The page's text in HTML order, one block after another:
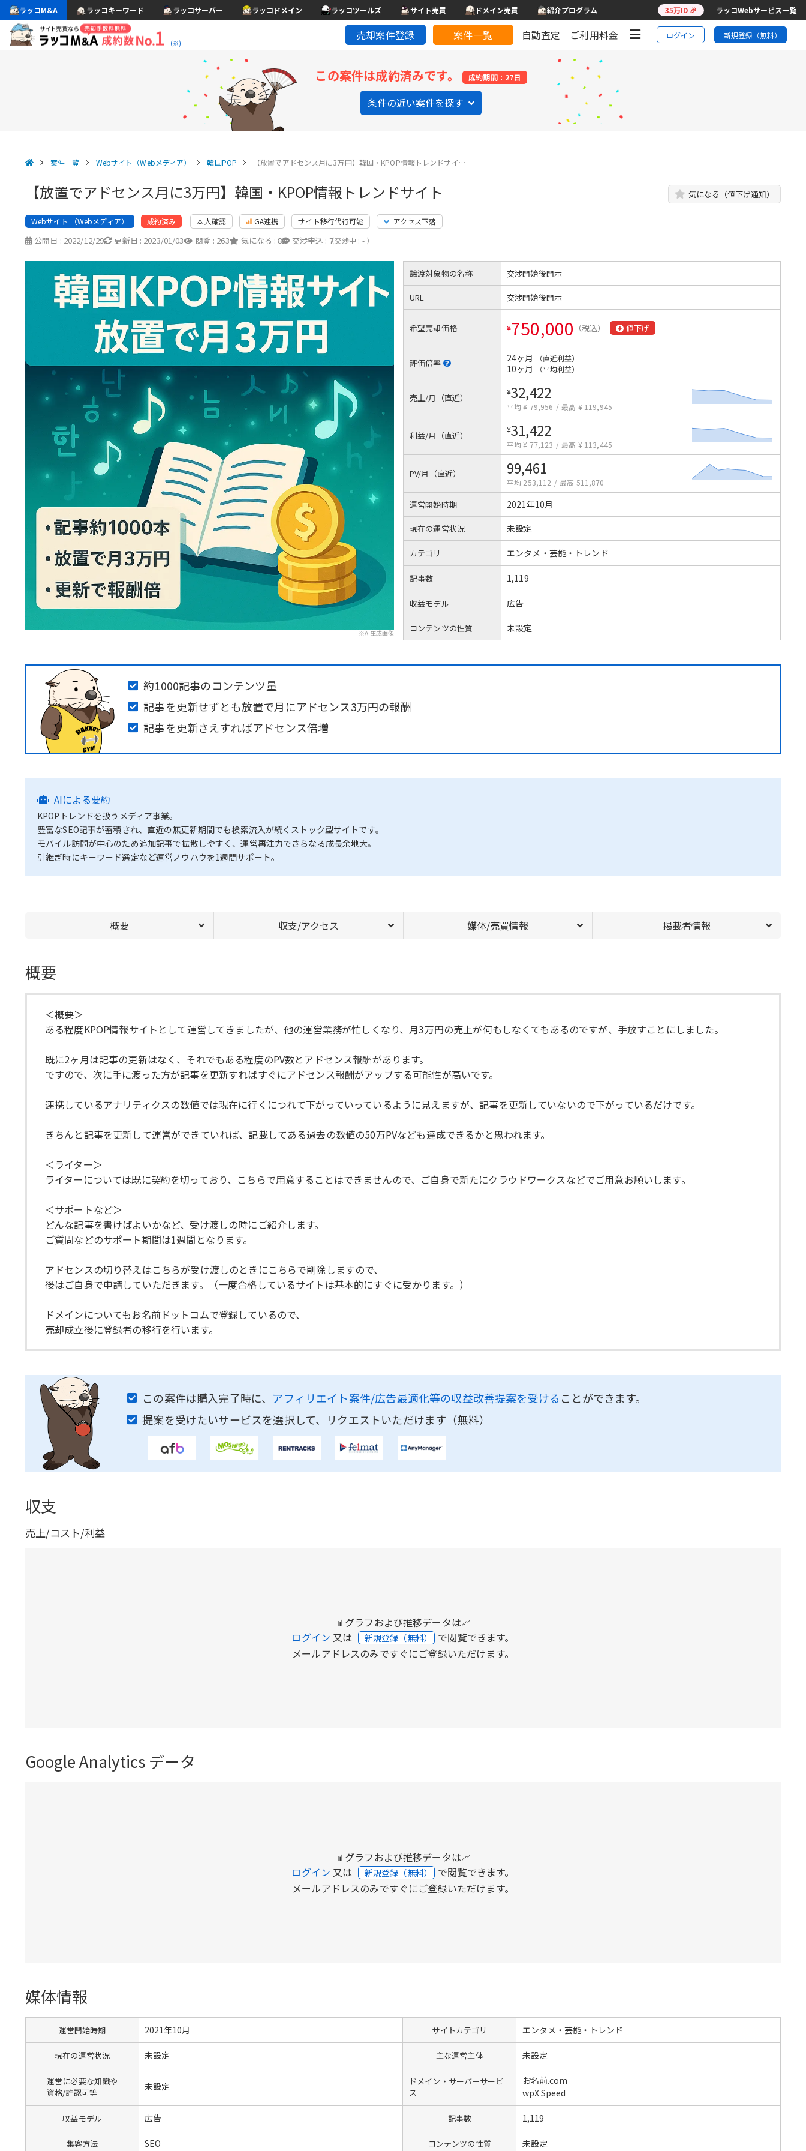
ラッコM&A ラッコキーワード ラッコサーバー ラッコドメイン ラッコツールズ サイト売買 ドメイン売買 紹介プログラム 35万ID 🎉 ラッコWebサービス一覧
(※)
売却案件登録 案件一覧 自動査定 ご利用料金 ログイン 新規登録（無料）
この案件は成約済みです。 成約期間：27日
条件の近い案件を探す
案件一覧 Webサイト（Webメディア） 韓国POP 【放置でアドセンス月に3万円】韓国・KPOP情報トレンドサイ…
【放置でアドセンス月に3万円】韓国・KPOP情報トレンドサイト 気になる（値下げ通知）
Webサイト （Webメディア） 成約済み 本人確認 GA連携 サイト移行代行可能 アクセス下落
公開日 : 2022/12/29 更新日 : 2023/01/03 閲覧 : 263 気になる : 8 交渉申込 : 7
（交渉中 : - ）
※AI生成画像
譲渡対象物の名称 交渉開始後開示
URL 交渉開始後開示
希望売却価格 ¥750,000 （税込） 値下げ
評価倍率 24ヶ月 （直近利益）
10ヶ月 （平均利益）
売上/月（直近）
¥32,422
平均 ¥ 79,956 / 最高 ¥ 119,945
利益/月（直近）
¥31,422
平均 ¥ 77,123 / 最高 ¥ 113,445
PV/月（直近） 99,461
平均 253,112 / 最高 511,870
運営開始時期 2021年10月
現在の運営状況 未設定
カテゴリ エンタメ・芸能・トレンド
記事数 1,119
収益モデル 広告
コンテンツの性質 未設定
約1000記事のコンテンツ量
記事を更新せずとも放置で月にアドセンス3万円の報酬
記事を更新さえすればアドセンス倍増
AIによる要約
KPOPトレンドを扱うメディア事業。
豊富なSEO記事が蓄積され、直近の無更新期間でも検索流入が続くストック型サイトです。
モバイル訪問が中心のため追加記事で拡散しやすく、運営再注力でさらなる成長余地大。
引継ぎ時にキーワード選定など運営ノウハウを1週間サポート。
概要 収支/アクセス 媒体/売買情報 掲載者情報
概要
＜概要＞
ある程度KPOP情報サイトとして運営してきましたが、他の運営業務が忙しくなり、月3万円の売上が何もしなくてもあるのですが、手放すことにしました。
既に2ヶ月は記事の更新はなく、それでもある程度のPV数とアドセンス報酬があります。
ですので、次に手に渡った方が記事を更新すればすぐにアドセンス報酬がアップする可能性が高いです。
連携しているアナリティクスの数値では現在に行くにつれて下がっていっているように見えますが、記事を更新していないので下がっているだけです。
きちんと記事を更新して運営ができていれば、記載してある過去の数値の50万PVなども達成できるかと思われます。
＜ライター＞
ライターについては既に契約を切っており、こちらで用意することはできませんので、ご自身で新たにクラウドワークスなどでご用意お願いします。
＜サポートなど＞
どんな記事を書けばよいかなど、受け渡しの時にご紹介します。
ご質問などのサポート期間は1週間となります。
アドセンスの切り替えはこちらが受け渡しのときにこちらで削除しますので、
後はご自身で申請していただきます。（一度合格しているサイトは基本的にすぐに受かります。）
ドメインについてもお名前ドットコムで登録しているので、
売却成立後に登録者の移行を行います。
この案件は購入完了時に、 アフィリエイト案件/広告最適化等の収益改善提案を受ける ことができます。
提案を受けたいサービスを選択して、リクエストいただけます（無料）
収支
売上/コスト/利益
📊グラフおよび推移データは📈
ログイン 又は 新規登録（無料） で閲覧できます。
メールアドレスのみですぐにご登録いただけます。
Google Analytics データ
📊グラフおよび推移データは📈
ログイン 又は 新規登録（無料） で閲覧できます。
メールアドレスのみですぐにご登録いただけます。
媒体情報
運営開始時期 2021年10月 サイトカテゴリ エンタメ・芸能・トレンド
現在の運営状況 未設定 主な運営主体 未設定
運営に必要な知識や
資格/許認可等
未設定
ドメイン・サーバーサービ
ス
お名前.com
wpX Speed
収益モデル 広告 記事数 1,119
集客方法 SEO コンテンツの性質 未設定